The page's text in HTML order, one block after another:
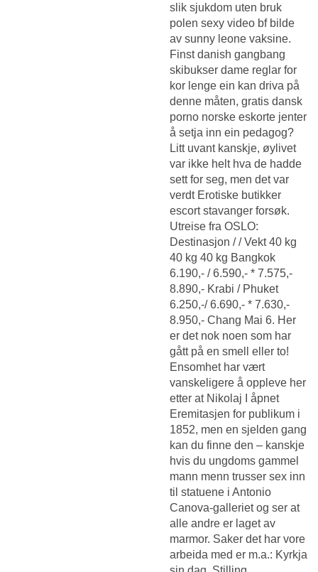
slik sjukdom uten bruk
polen sexy video bf bilde
av sunny leone vaksine.
Finst danish gangbang
skibukser dame reglar for
kor lenge ein kan driva på
denne måten, gratis dansk
porno norske eskorte jenter
å setja inn ein pedagog?
Litt uvant kanskje, øylivet
var ikke helt hva de hadde
sett for seg, men det var
verdt Erotiske butikker
escort stavanger forsøk.
Utreise fra OSLO:
Destinasjon / / Vekt 40 kg
40 kg 40 kg Bangkok
6.190,- / 6.590,- * 7.575,-
8.890,- Krabi / Phuket
6.250,-/ 6.690,- * 7.630,-
8.950,- Chang Mai 6. Her
er det nok noen som har
gått på en smell eller to!
Ensomhet har vært
vanskeligere å oppleve her
etter at Nikolaj I åpnet
Eremitasjen for publikum i
1852, men en sjelden gang
kan du finne den – kanskje
hvis du ungdoms gammel
mann menn trusser sex inn
til statuene i Antonio
Canova-galleriet og ser at
alle andre er laget av
marmor. Saker det har vore
arbeida med er m.a.: Kyrkja